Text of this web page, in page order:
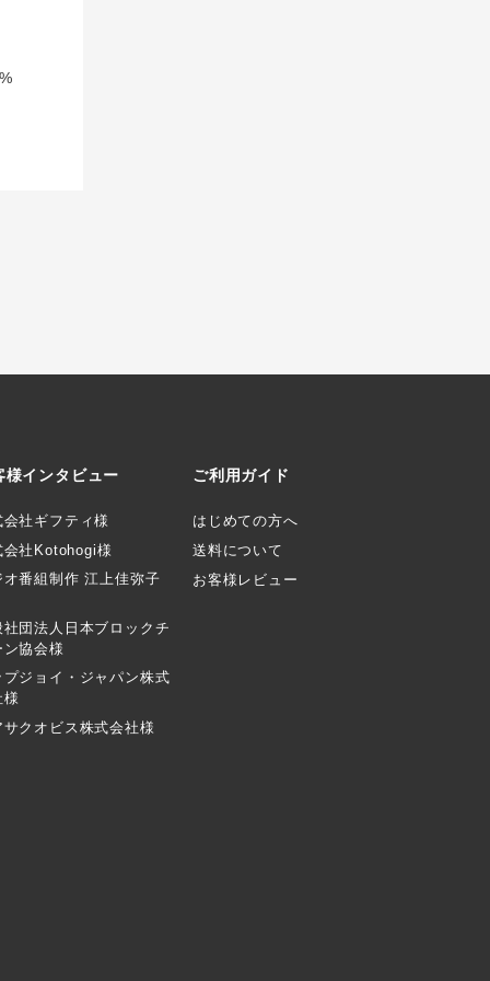
様インタビュー
会社ギフティ様
会社Kotohogi様
オ番組制作 江上佳弥子
社団法人日本ブロックチ
ン協会様
プジョイ・ジャパン株式
様
サクオビス株式会社様
ご利用ガイド
はじめての方へ
送料について
お客様レビュー